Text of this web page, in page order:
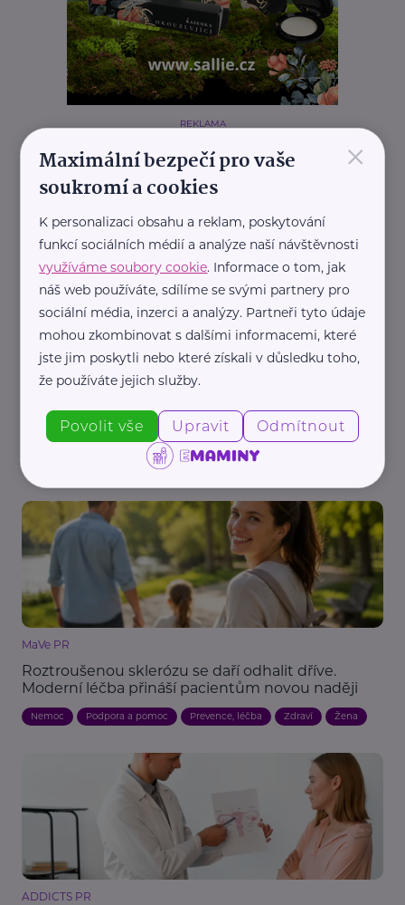
REKLAMA
Další články
Vaping zvyšuje riziko rakoviny. Nová studie vyvrací
mýtus o bezpečnější alternativě
Prevence, léčba Zdraví
MaVe PR
Roztroušenou sklerózu se daří odhalit dříve.
Moderní léčba přináší pacientům novou naději
Nemoc Podpora a pomoc Prevence, léčba Zdraví Žena
ADDICTS PR
×
Maximální bezpečí pro vaše
soukromí a cookies
K personalizaci obsahu a reklam, poskytování
funkcí sociálních médií a analýze naší návštěvnosti
využíváme soubory cookie. Informace o tom, jak
náš web používáte, sdílíme se svými partnery pro
sociální média, inzerci a analýzy. Partneři tyto údaje
mohou zkombinovat s dalšími informacemi, které
jste jim poskytli nebo které získali v důsledku toho,
že používáte jejich služby.
Povolit vše Upravit Odmítnout